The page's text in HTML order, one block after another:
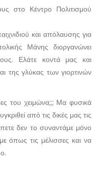
στο Κέντρο Πολιτισμού
και απόλαυσης για
Μάνης διοργανώνει
Ελάτε κοντά μας και
της γλύκας των γιορτινών
του χειμώνα;;; Μα φυσικά
από τις δικές μας τις
δεν το συναντάμε μόνο
όπως τις μέλισσες και να